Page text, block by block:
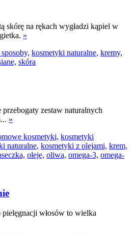
skórę na rękach wygładzi kąpiel w
»
kosmetyki naturalne, kremy,
skóra
przebogaty zestaw naturalnych
»
kosmetyki, kosmetyki
naturalne, kosmetyki z olejami, krem,
oleje, oliwa, omega-3, omega-
włosów to wielka